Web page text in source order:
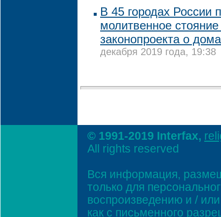
В 45 городах России
молитвенное
законопроекта о
декабря 2019 года, 19:38
© 1991-2019 Interfax,
All rights reserved
Вся информация,
только для
воспроизведению и /
как с письменного